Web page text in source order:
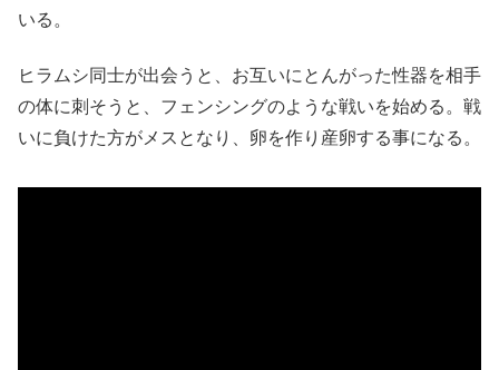
いる。
ヒラムシ同士が出会うと、お互いにとんがった性器を相手
の体に刺そうと、フェンシングのような戦いを始める。戦
いに負けた方がメスとなり、卵を作り産卵する事になる。